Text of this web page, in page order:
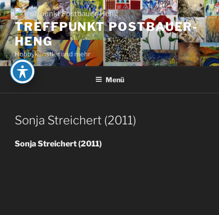
Zum
Inhalt
springenTREFFPUNKT POSTBAUER-
HENG
Hobbykünstler und mehr
Menü
Sonja Streichert (2011)
Sonja Streichert (2011)